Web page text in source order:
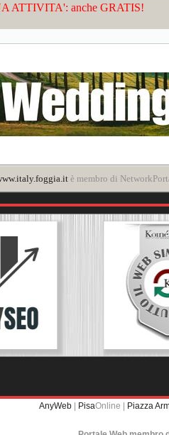
ATTIVITA': anche GRATIS!
è membro di
AnyWeb | PisaOnline | Piazza